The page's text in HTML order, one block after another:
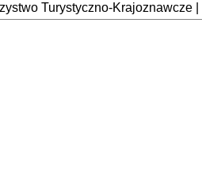
Turystyczno-Krajoznawcze |